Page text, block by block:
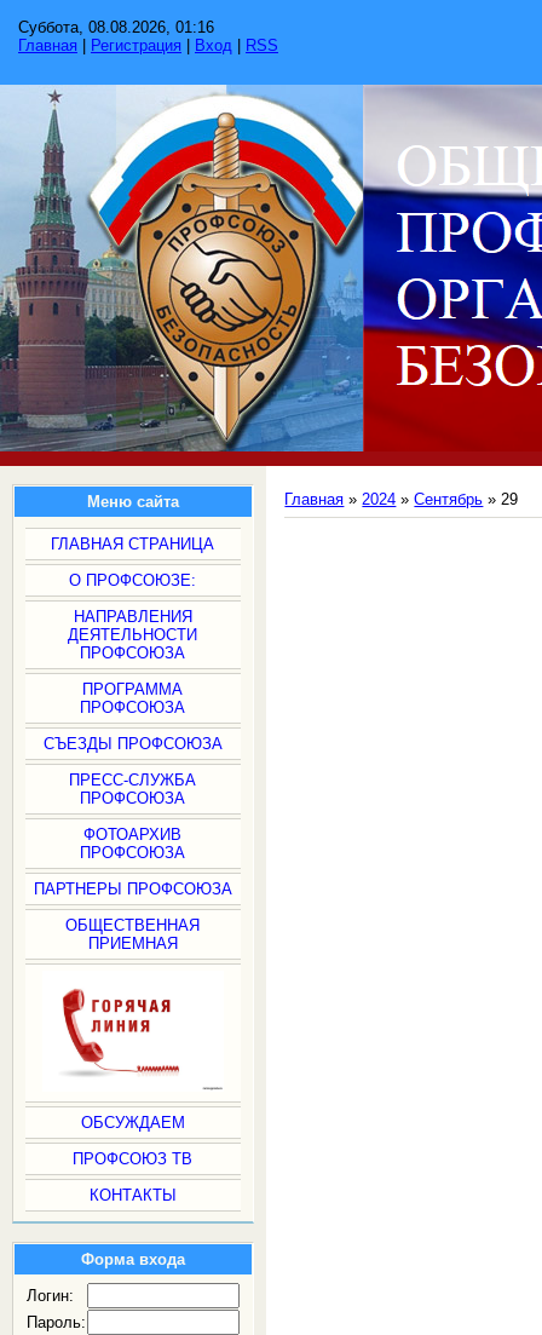
Суббота, 08.08.2026, 01:16
Главная
Регистрация Вход RSS
Меню сайта
ГЛАВНАЯ СТРАНИЦА
О ПРОФСОЮЗЕ:
НАПРАВЛЕНИЯ
ДЕЯТЕЛЬНОСТИ
ПРОФСОЮЗА
ПРОГРАММА
ПРОФСОЮЗА
СЪЕЗДЫ ПРОФСОЮЗА
ПРЕСС-СЛУЖБА
ПРОФСОЮЗА
ФОТОАРХИВ
ПРОФСОЮЗА
ПАРТНЕРЫ ПРОФСОЮЗА
ОБЩЕСТВЕННАЯ
ПРИЕМНАЯ
ОБСУЖДАЕМ
ПРОФСОЮЗ ТВ
КОНТАКТЫ
Форма входа
Логин:
Пароль:
Главная »2024 » Сентябрь » 29